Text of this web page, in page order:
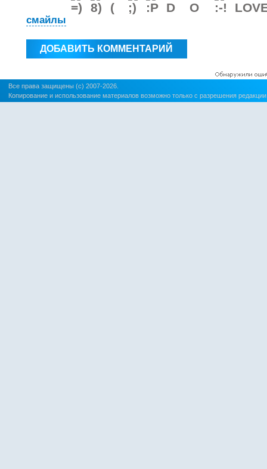
смайлы
Все права защищены (c) 2007-2026.
Копирование и использование материалов возможно только с разрешения